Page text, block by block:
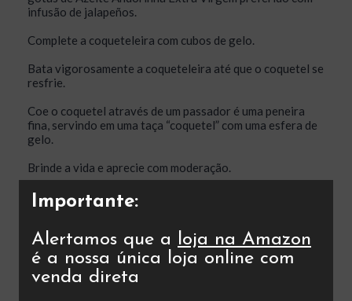
infusão de jalapeños.
Complete a coqueteleira com cubos de gelo.
Bata vigorosamente a coqueteleira até que o coquetel se
resfrie.
Coe o coquetel através de um passador é uma peneira
fina, servindo em uma taça “coquetel” com uma esfera de
gelo.
Brinde a vida e aprecie com moderação.
Importante:
Alertamos que a
loja na Amazon
é a nossa única loja online com
venda direta